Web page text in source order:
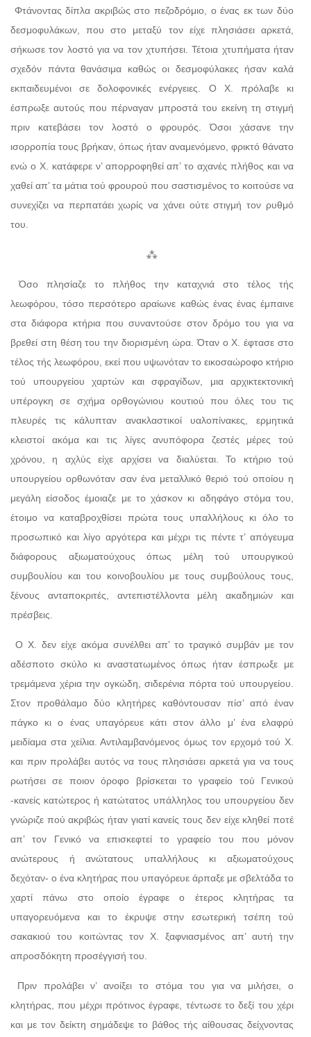
Φτάνοντας δίπλα ακριβώς στο πεζοδρόμιο, ο ένας εκ των δύο
δεσμοφυλάκων, που στο μεταξύ τον είχε πλησιάσει αρκετά,
σήκωσε τον λοστό για να τον χτυπήσει. Τέτοια χτυπήματα ήταν
σχεδόν πάντα θανάσιμα καθώς οι δεσμοφύλακες ήσαν καλά
εκπαιδευμένοι σε δολοφονικές ενέργειες. Ο Χ. πρόλαβε κι
έσπρωξε αυτούς που πέρναγαν μπροστά του εκείνη τη στιγμή
πριν κατεβάσει τον λοστό ο φρουρός. Όσοι χάσανε την
ισορροπία τους βρήκαν, όπως ήταν αναμενόμενο, φρικτό θάνατο
ενώ ο Χ. κατάφερε ν’ απορροφηθεί απ’ το αχανές πλήθος και να
χαθεί απ’ τα μάτια τού φρουρού που σαστισμένος το κοιτούσε να
συνεχίζει να περπατάει χωρίς να χάνει ούτε στιγμή τον ρυθμό
του.
⁂
Όσο πλησίαζε το πλήθος την καταχνιά στο τέλος τής
λεωφόρου, τόσο περσότερο αραίωνε καθώς ένας ένας έμπαινε
στα διάφορα κτήρια που συναντούσε στον δρόμο του για να
βρεθεί στη θέση του την διορισμένη ώρα. Όταν ο Χ. έφτασε στο
τέλος τής λεωφόρου, εκεί που υψωνόταν το εικοσαώροφο κτήριο
τού υπουργείου χαρτών και σφραγίδων, μια αρχικτεκτονική
υπέρογκη σε σχήμα ορθογώνιου κουτιού που όλες του τις
πλευρές τις κάλυπταν ανακλαστικοί υαλοπίνακες, ερμητικά
κλειστοί ακόμα και τις λίγες ανυπόφορα ζεστές μέρες τού
χρόνου, η αχλύς είχε αρχίσει να διαλύεται. Το κτήριο τού
υπουργείου ορθωνόταν σαν ένα μεταλλικό θεριό τού οποίου η
μεγάλη είσοδος έμοιαζε με το χάσκον κι αδηφάγο στόμα του,
έτοιμο να καταβροχθίσει πρώτα τους υπαλλήλους κι όλο το
προσωπικό και λίγο αργότερα και μέχρι τις πέντε τ’ απόγευμα
διάφορους αξιωματούχους όπως μέλη τού υπουργικού
συμβουλίου και του κοινοβουλίου με τους συμβούλους τους,
ξένους ανταποκριτές, αντεπιστέλλοντα μέλη ακαδημιών και
πρέσβεις.
Ο Χ. δεν είχε ακόμα συνέλθει απ’ το τραγικό συμβάν με τον
αδέσποτο σκύλο κι αναστατωμένος όπως ήταν έσπρωξε με
τρεμάμενα χέρια την ογκώδη, σιδερένια πόρτα τού υπουργείου.
Στον προθάλαμο δύο κλητήρες καθόντουσαν πίσ’ από έναν
πάγκο κι ο ένας υπαγόρευε κάτι στον άλλο μ’ ένα ελαφρύ
μειδίαμα στα χείλια. Αντιλαμβανόμενος όμως τον ερχομό τού Χ.
και πριν προλάβει αυτός να τους πλησιάσει αρκετά για να τους
ρωτήσει σε ποιον όροφο βρίσκεται το γραφείο τού Γενικού
-κανείς κατώτερος ή κατώτατος υπάλληλος του υπουργείου δεν
γνώριζε πού ακριβώς ήταν γιατί κανείς τους δεν είχε κληθεί ποτέ
απ’ τον Γενικό να επισκεφτεί το γραφείο του που μόνον
ανώτερους ή ανώτατους υπαλλήλους κι αξιωματούχους
δεχόταν- ο ένα κλητήρας που υπαγόρευε άρπαξε με σβελτάδα το
χαρτί πάνω στο οποίο έγραφε ο έτερος κλητήρας τα
υπαγορευόμενα και το έκρυψε στην εσωτερική τσέπη τού
σακακιού του κοιτώντας τον Χ. ξαφνιασμένος απ’ αυτή την
απροσδόκητη προσέγγισή του.
Πριν προλάβει ν’ ανοίξει το στόμα του για να μιλήσει, ο
κλητήρας, που μέχρι πρότινος έγραφε, τέντωσε το δεξί του χέρι
και με τον δείκτη σημάδεψε το βάθος τής αίθουσας δείχνοντας